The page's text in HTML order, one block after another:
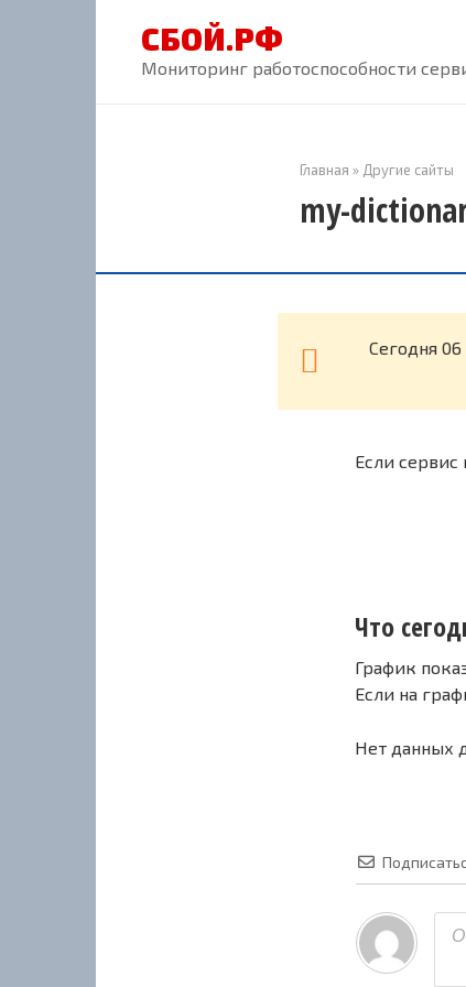
СБОЙ.РФ
Мониторинг работоспособности
Главная » Другие сайты
my-
Cегодня
Если сервис
Что
График
Если на
Нет данных